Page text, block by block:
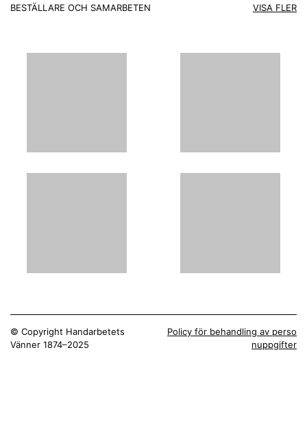
BESTÄLLARE OCH SAMARBETEN VISA FLER
© Copyright Handarbetets
Vänner 1874–2025
Policy för behandling av perso
nuppgifter